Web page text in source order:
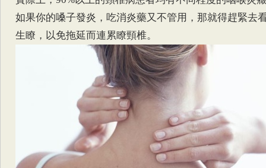
如果你的嗓子發炎，吃消炎藥又不管用，那就得趕緊去
生瞭，以免拖延而連累瞭頸椎。